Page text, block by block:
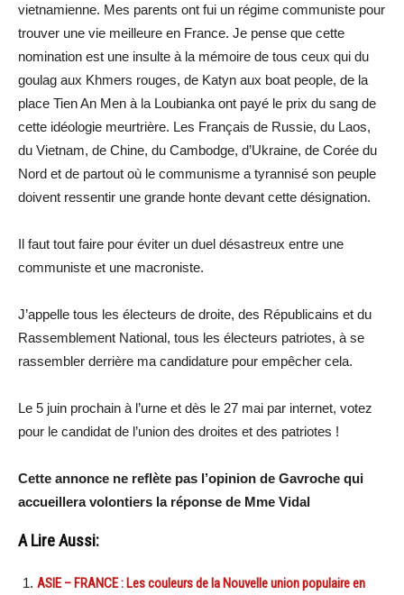
vietnamienne. Mes parents ont fui un régime communiste pour
trouver une vie meilleure en France. Je pense que cette
nomination est une insulte à la mémoire de tous ceux qui du
goulag aux Khmers rouges, de Katyn aux boat people, de la
place Tien An Men à la Loubianka ont payé le prix du sang de
cette idéologie meurtrière. Les Français de Russie, du Laos,
du Vietnam, de Chine, du Cambodge, d’Ukraine, de Corée du
Nord et de partout où le communisme a tyrannisé son peuple
doivent ressentir une grande honte devant cette désignation.
Il faut tout faire pour éviter un duel désastreux entre une
communiste et une macroniste.
J’appelle tous les électeurs de droite, des Républicains et du
Rassemblement National, tous les électeurs patriotes, à se
rassembler derrière ma candidature pour empêcher cela.
Le 5 juin prochain à l’urne et dès le 27 mai par internet, votez
pour le candidat de l’union des droites et des patriotes !
Cette annonce ne reflète pas l’opinion de Gavroche qui
accueillera volontiers la réponse de Mme Vidal
A Lire Aussi:
ASIE – FRANCE : Les couleurs de la Nouvelle union populaire en